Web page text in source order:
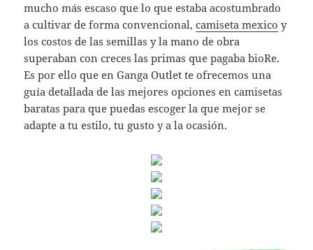
mucho más escaso que lo que estaba acostumbrado
a cultivar de forma convencional,camiseta mexico y
los costos de las semillas y la mano de obra
superaban con creces las primas que pagaba bioRe.
Es por ello que en Ganga Outlet te ofrecemos una
guía detallada de las mejores opciones en camisetas
baratas para que puedas escoger la que mejor se
adapte a tu estilo, tu gusto y a la ocasión.